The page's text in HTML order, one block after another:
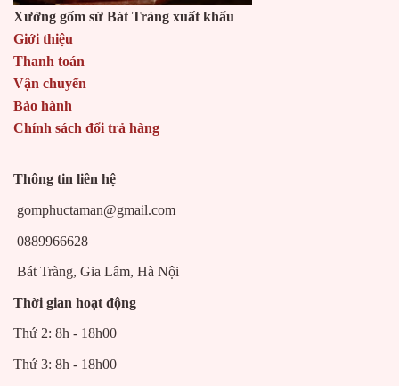
Xưởng gốm sứ Bát Tràng xuất khẩu
Giới thiệu
Thanh toán
Vận chuyển
Bảo hành
Chính sách đổi trả hàng
Thông tin liên hệ
gomphuctaman@gmail.com
0889966628
Bát Tràng, Gia Lâm, Hà Nội
Thời gian hoạt động
Thứ 2: 8h - 18h00
Thứ 3: 8h - 18h00